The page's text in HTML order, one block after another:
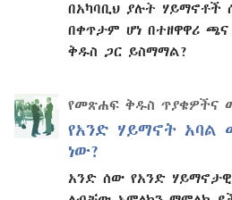
በአካባቢህ ያሉት ሃይማኖቶች
በቀጥታም ሆነ በተዘዋዋሪ
ቅዱስ ጋር ይስማማል?
የመጽሐፍ ቅዱስ ጥያቄዎችና
የአንድ ሃይማኖት አባል
ነው?
አንድ ሰው የአንድ